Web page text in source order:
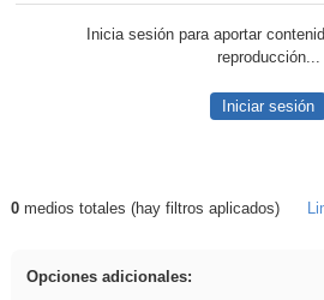
Inicia sesión para aportar
reproducción...
Iniciar sesión
Resultados de: plancha
0medios totales (hay filtros aplicados)
Opciones adicionales: